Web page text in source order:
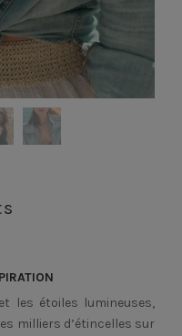
les étoiles lumineuses,
milliers d’étincelles sur